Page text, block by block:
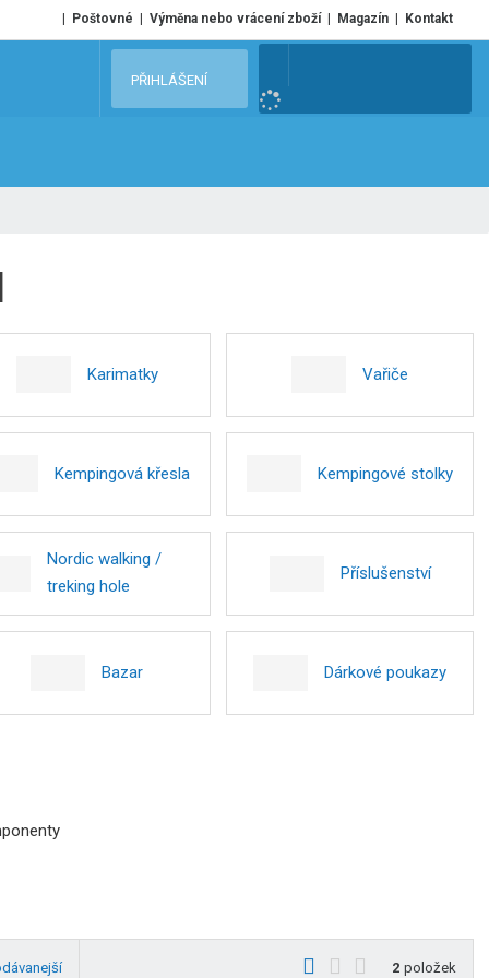
Poštovné Výměna nebo vrácení zboží Magazín Kontakt
e
PŘIHLÁŠENÍ
Karimatky Vařiče
Kempingová křesla Kempingové stolky
Nordic walking /
treking hole
Příslušenství
Bazar Dárkové poukazy
2 položek